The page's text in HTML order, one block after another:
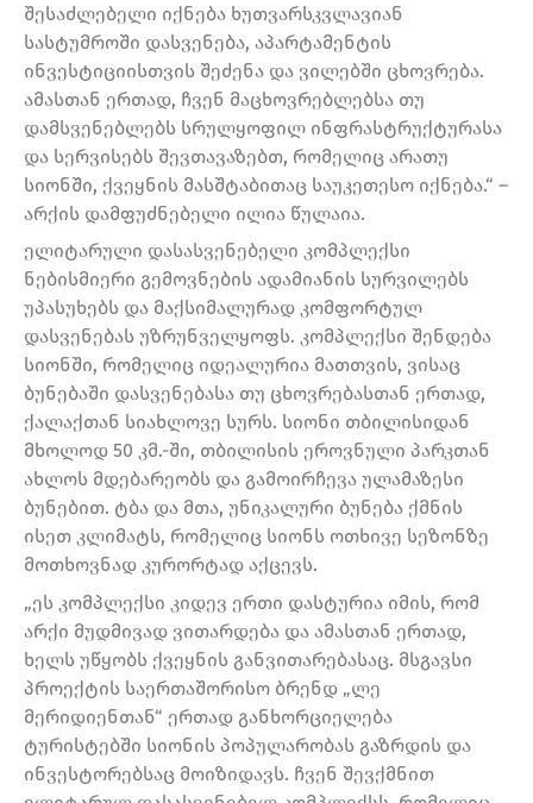
შესაძლებელი იქნება ხუთვარსკვლავიან
სასტუმროში დასვენება, აპარტამენტის
ინვესტიციისთვის შეძენა და ვილებში ცხოვრება.
ამასთან ერთად, ჩვენ მაცხოვრებლებსა თუ
დამსვენებლებს სრულყოფილ ინფრასტრუქტურასა
და სერვისებს შევთავაზებთ, რომელიც არათუ
სიონში, ქვეყნის მასშტაბითაც საუკეთესო იქნება.“ –
არქის დამფუძნებელი ილია წულაია.
ელიტარული დასასვენებელი კომპლექსი
ნებისმიერი გემოვნების ადამიანის სურვილებს
უპასუხებს და მაქსიმალურად კომფორტულ
დასვენებას უზრუნველყოფს. კომპლექსი შენდება
სიონში, რომელიც იდეალურია მათთვის, ვისაც
ბუნებაში დასვენებასა თუ ცხოვრებასთან ერთად,
ქალაქთან სიახლოვე სურს. სიონი თბილისიდან
მხოლოდ 50 კმ.-ში, თბილისის ეროვნული პარკთან
ახლოს მდებარეობს და გამოირჩევა ულამაზესი
ბუნებით. ტბა და მთა, უნიკალური ბუნება ქმნის
ისეთ კლიმატს, რომელიც სიონს ოთხივე სეზონზე
მოთხოვნად კურორტად აქცევს.
„ეს კომპლექსი კიდევ ერთი დასტურია იმის, რომ
არქი მუდმივად ვითარდება და ამასთან ერთად,
ხელს უწყობს ქვეყნის განვითარებასაც. მსგავსი
პროექტის საერთაშორისო ბრენდ „ლე
მერიდიენთან“ ერთად განხორციელება
ტურისტებში სიონის პოპულარობას გაზრდის და
ინვესტორებსაც მოიზიდავს. ჩვენ შევქმნით